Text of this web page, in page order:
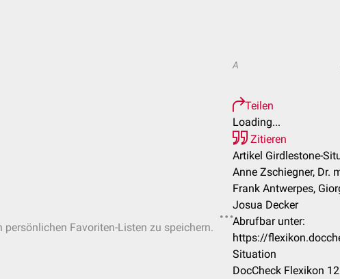
persönlichen Favoriten-Listen zu speichern.
A
Teilen
Loading...
Zitieren
Artikel Girdlestone-
Anne Zschiegner, Dr.
Frank Antwerpes,
Josua Decker
Abrufbar unter:
https://
Situation
DocCheck Flexikon